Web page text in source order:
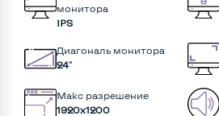
монитора
IPS
Диагональ монитора
24"
Макс разрешение
1920x1200